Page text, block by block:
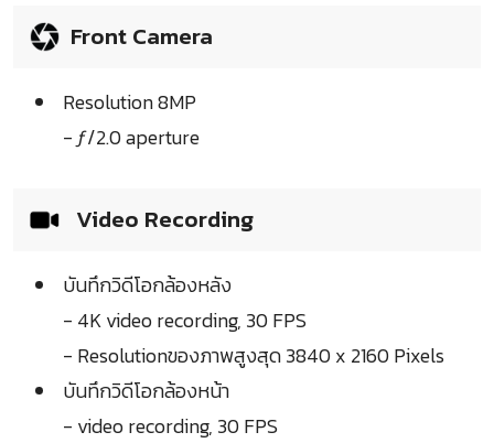
Front Camera
Resolution 8MP
- ƒ/2.0 aperture
Video Recording
บันทึกวิดีโอกล้องหลัง
- 4K video recording, 30 FPS
- Resolutionของภาพสูงสุด 3840 x 2160 Pixels
บันทึกวิดีโอกล้องหน้า
- video recording, 30 FPS